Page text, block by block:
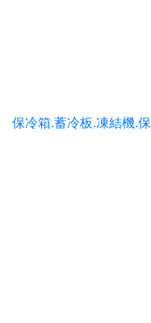
保冷箱.蓄冷板.凍結機.